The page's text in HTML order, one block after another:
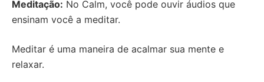
Meditação: No Calm, você pode ouvir áudios que
ensinam você a meditar.
Meditar é uma maneira de acalmar sua mente e
relaxar.